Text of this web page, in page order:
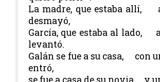
La madre, que estaba allí,
desmayó,
García, que estaba al lado,
levantó.
Galán se fue a su casa, con
entró,